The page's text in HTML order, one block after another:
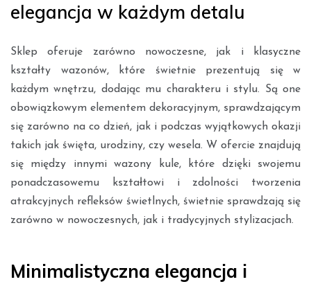
elegancja w każdym detalu
Sklep oferuje zarówno nowoczesne, jak i klasyczne
kształty wazonów, które świetnie prezentują się w
każdym wnętrzu, dodając mu charakteru i stylu. Są one
obowiązkowym elementem dekoracyjnym, sprawdzającym
się zarówno na co dzień, jak i podczas wyjątkowych okazji
takich jak święta, urodziny, czy wesela. W ofercie znajdują
się między innymi wazony kule, które dzięki swojemu
ponadczasowemu kształtowi i zdolności tworzenia
atrakcyjnych refleksów świetlnych, świetnie sprawdzają się
zarówno w nowoczesnych, jak i tradycyjnych stylizacjach.
Minimalistyczna elegancja i